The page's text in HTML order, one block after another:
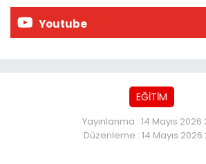
Youtube
EĞİTİM
Yayınlanma : 14 Mayıs 2026
Düzenleme : 14 Mayıs 2026